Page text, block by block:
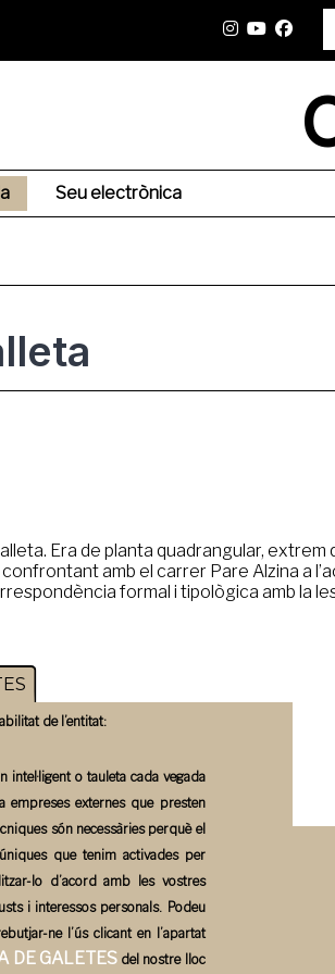
Seu electrònica
Era de planta quadrangular,
amb el carrer Pare Alzina a
formal i tipològica amb la
Campos un bon pla
de l’entitat:
o tauleta cada vegada
empreses externes que presten
són necessàries perquè el
que tenim activades per
lo d’acord amb les vostres
i interessos personals. Podeu
ne l’ús clicant en l’apartat
DE GALETESdel nostre lloc